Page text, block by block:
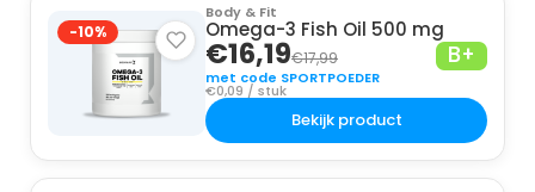
-10%
Body & Fit
Omega-3 Fish Oil 500 mg
€16,19€17,99
met code SPORTPOEDER
€0,09 / stuk
B+
Bekijk product